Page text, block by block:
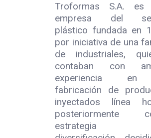
Troformas S.A. es
empresa del
plástico fundada en
por iniciativa de una
de industriales,
contaban con
experiencia
fabricación de
inyectados línea
posteriormente
estrategia